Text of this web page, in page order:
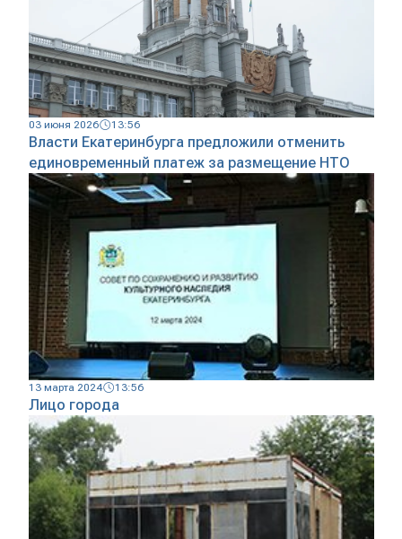
03 июня 2026 13:56
Власти Екатеринбурга предложили отменить
единовременный платеж за размещение НТО
13 марта 2024 13:56
Лицо города